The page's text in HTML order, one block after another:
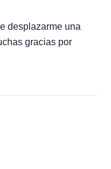
desplazarme una
gracias por